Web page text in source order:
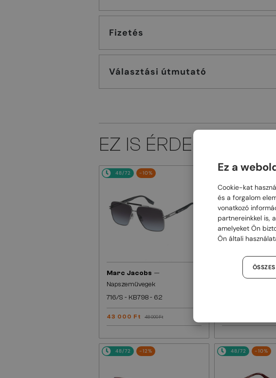
Fizetés
Választási útmutató
EZ IS ÉRDEKELHET
48/72 -10%
Marc Jacobs —
Napszemüvegek
716/S - KB798 - 62
43 000 Ft 48 000 Ft
48/72 -30%
Marc Jacobs —
48/72 -12% 48/72 -10%
Ez a
Cookie-kat
és a forgalom
vonatkozó
partnereinkkel is,
amelyeket Ön
Ön általi